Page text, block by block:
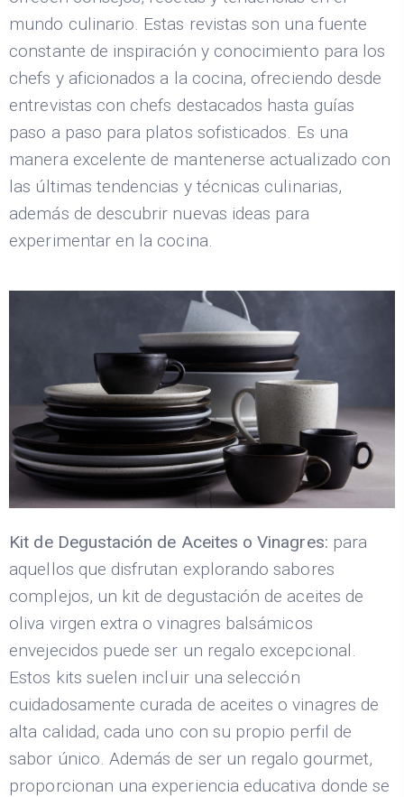
mundo culinario. Estas revistas son una fuente
constante de inspiración y conocimiento para los
chefs y aficionados a la cocina, ofreciendo desde
entrevistas con chefs destacados hasta guías
paso a paso para platos sofisticados. Es una
manera excelente de mantenerse actualizado con
las últimas tendencias y técnicas culinarias,
además de descubrir nuevas ideas para
experimentar en la cocina.
Kit de Degustación de Aceites o Vinagres: para
aquellos que disfrutan explorando sabores
complejos, un kit de degustación de aceites de
oliva virgen extra o vinagres balsámicos
envejecidos puede ser un regalo excepcional.
Estos kits suelen incluir una selección
cuidadosamente curada de aceites o vinagres de
alta calidad, cada uno con su propio perfil de
sabor único. Además de ser un regalo gourmet,
proporcionan una experiencia educativa donde se